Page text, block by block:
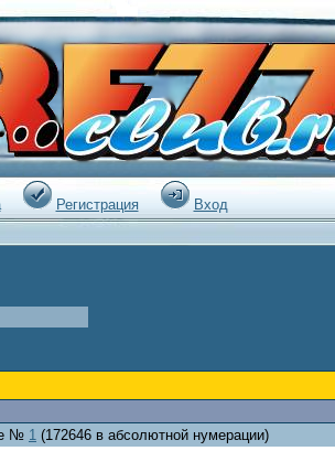
Регистрация
Вход
№ 1 (172646 в абсолютной нумерации)